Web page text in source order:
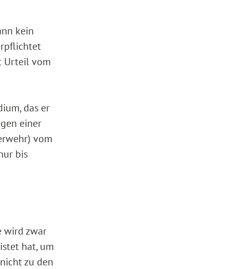
kein
Urteil vom
das er
einer
vom
bis
wird zwar
hat, um
zu den